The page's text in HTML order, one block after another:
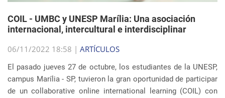
COIL - UMBC y UNESP Marília: Una asociación
internacional, intercultural e interdisciplinar
06/11/2022 18:58 | ARTÍCULOS
El pasado jueves 27 de octubre, los estudiantes de la UNESP,
campus Marília - SP, tuvieron la gran oportunidad de participar
de un collaborative online international learning (COIL) con